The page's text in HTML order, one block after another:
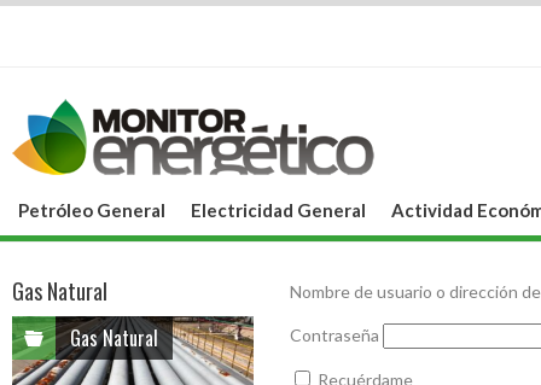
Petróleo General Electricidad General Actividad
Nombre de usuario o dirección
Contraseña
Recuérdame
Gas Natural
Gas Natural